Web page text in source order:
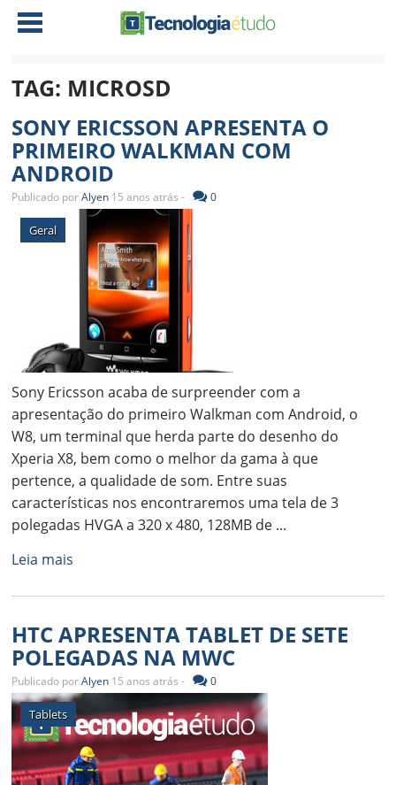
NOTÍCIAS
AMD
INTEL
ATI
NVIDIA
SOFTWARE
NOTEBOOKS
TABLETS
CELULAR
IOS
NOKIA
JOGOS
DOWNLOADS
TAG: MICROSD
SONY ERICSSON APRESENTA O
PRIMEIRO WALKMAN COM
ANDROID
Publicado porAlyen 15 anos atrás - 0
Geral
Sony Ericsson acaba de surpreender com a
apresentação do primeiro Walkman com Android, o
W8, um terminal que herda parte do desenho do
Xperia X8, bem como o melhor da gama à que
pertence, a qualidade de som. Entre suas
características nos encontraremos uma tela de 3
polegadas HVGA a 320 x 480, 128MB de ...
Leia mais
HTC APRESENTA TABLET DE SETE
POLEGADAS NA MWC
Publicado porAlyen 15 anos atrás - 0
Tablets